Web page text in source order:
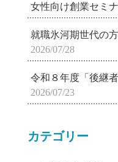
女性向け創業セミ
就職氷河期世代の
2026/07/28
令和８年度「後継
2026/07/23
カテゴリー